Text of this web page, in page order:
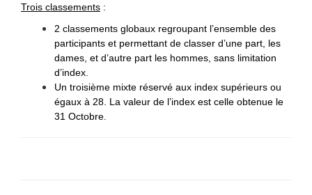
Trois classements :
2 classements globaux regroupant l’ensemble des
participants et permettant de classer d’une part, les
dames, et d’autre part les hommes, sans limitation
d’index.
Un troisième mixte réservé aux index supérieurs ou
égaux à 28. La valeur de l’index est celle obtenue le
31 Octobre.